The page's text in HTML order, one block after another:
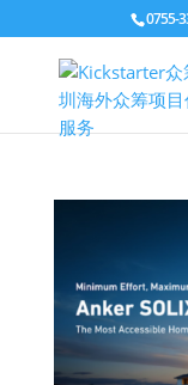
0755-